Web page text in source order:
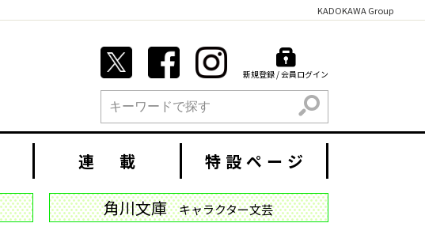
KADOKAWA Group
新規登録 / 会員ログイン
検索
連 載 特設ページ
角川文庫 キャラクター文芸